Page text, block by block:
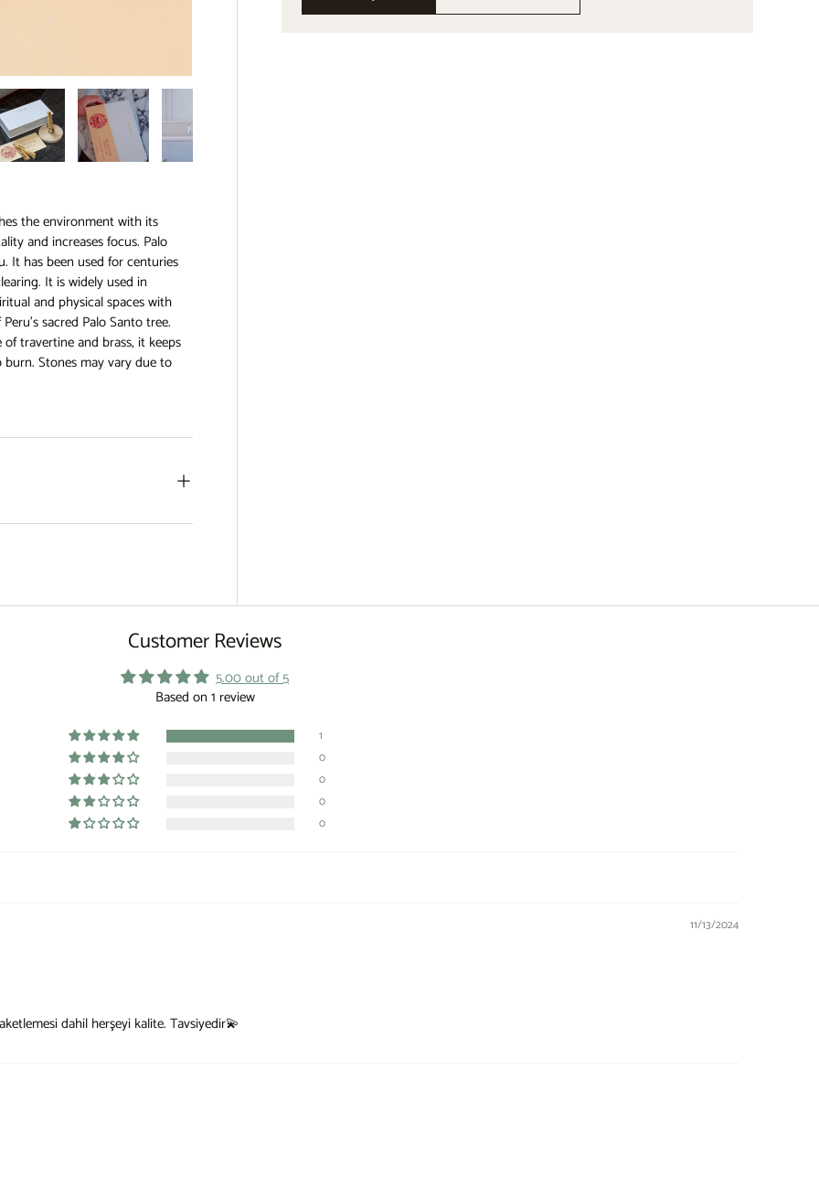
the environment with its
and increases focus. Palo
It has been used for centuries
It is widely used in
and physical spaces with
sacred Palo Santo tree.
travertine and brass, it keeps
Stones may vary due to
Customer Reviews
5.00 out of 5
Based on 1 review
1
0
0
0
0
11/13/2024
dahil herşeyi kalite. Tavsiyedir💫